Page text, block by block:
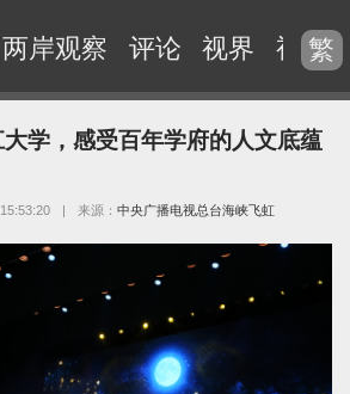
两岸观察 评论 视界 视频
繁
学，感受百年学府的人文底蕴
| 来源：中央广播电视总台海峡飞虹